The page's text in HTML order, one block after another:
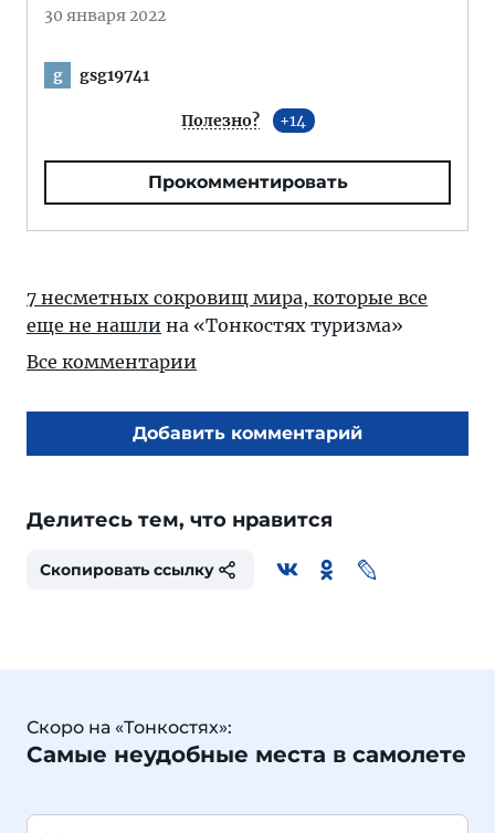
30 января 2022
g gsg19741
Полезно? 14
Прокомментировать
7 несметных сокровищ мира, которые все
еще не нашли на «Тонкостях туризма»
Все комментарии
Добавить комментарий
Делитесь тем, что нравится
Скопировать ссылку
Скоро на «Тонкостях»:
Самые неудобные места в самолете